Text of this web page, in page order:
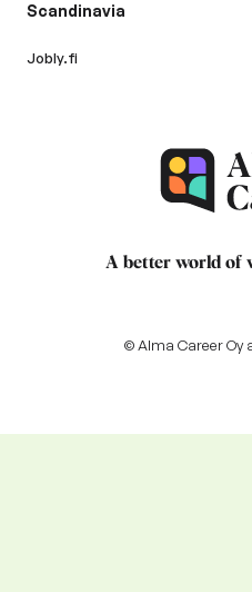
Scandinavia
Jobly.fi
A better world of
© Alma Career Oy